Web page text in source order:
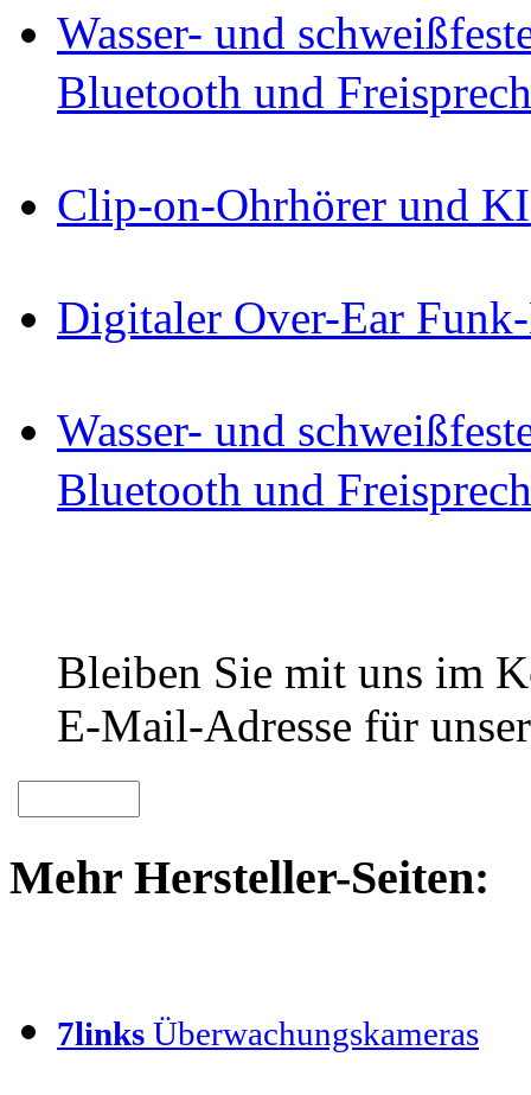
Wasser- und
Bluetooth und
Clip-on-Ohrhörer und
Digitaler Over-Ear
Wasser- und
Bluetooth und
Bleiben Sie mit uns im
E-Mail-Adresse für
Mehr Hersteller-Seiten:
7links Überwachungskameras